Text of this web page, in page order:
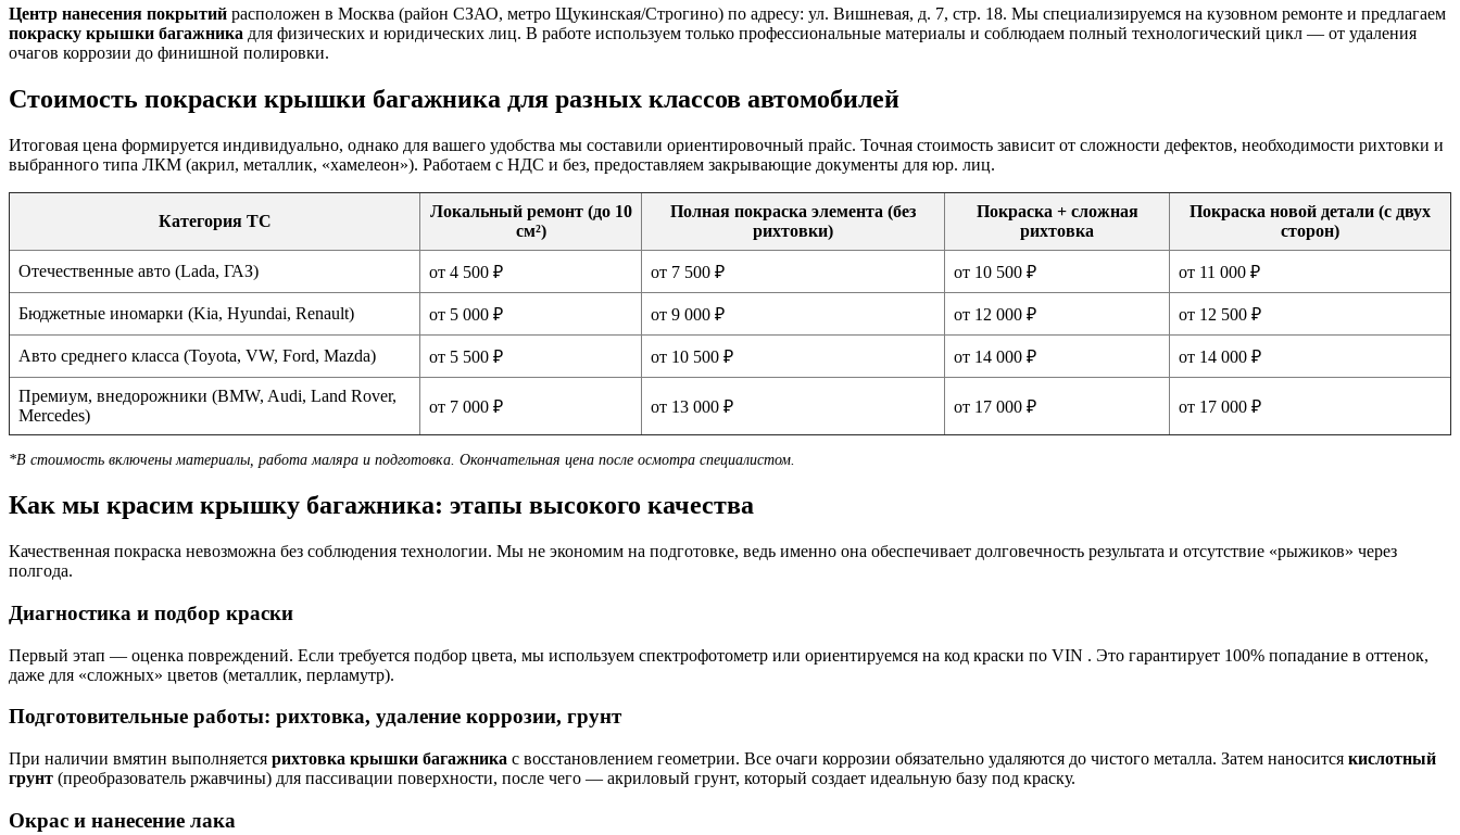
Центр нанесения покрытий расположен в Москва (район СЗАО, метро Щукинская/Строгино) по адресу: ул. Вишневая, д. 7, стр. 18. Мы специализируемся на кузовном ремонте и предлагаем
покраску крышки багажника для физических и юридических лиц. В работе используем только профессиональные материалы и соблюдаем полный технологический цикл — от удаления
очагов коррозии до финишной полировки.
Стоимость покраски крышки багажника для разных классов автомобилей
Итоговая цена формируется индивидуально, однако для вашего удобства мы составили ориентировочный прайс. Точная стоимость зависит от сложности дефектов, необходимости рихтовки и
выбранного типа ЛКМ (акрил, металлик, «хамелеон»). Работаем с НДС и без, предоставляем закрывающие документы для юр. лиц.
Категория ТС
Локальный ремонт (до 10
см²)
Полная покраска элемента (без
рихтовки)
Покраска + сложная
рихтовка
Покраска новой детали (с двух
сторон)
Отечественные авто (Lada, ГАЗ) от 4 500 ₽ от 7 500 ₽ от 10 500 ₽ от 11 000 ₽
Бюджетные иномарки (Kia, Hyundai, Renault) от 5 000 ₽ от 9 000 ₽ от 12 000 ₽ от 12 500 ₽
Авто среднего класса (Toyota, VW, Ford, Mazda) от 5 500 ₽ от 10 500 ₽ от 14 000 ₽ от 14 000 ₽
Премиум, внедорожники (BMW, Audi, Land Rover,
Mercedes)
от 7 000 ₽ от 13 000 ₽ от 17 000 ₽ от 17 000 ₽
*В стоимость включены материалы, работа маляра и подготовка. Окончательная цена после осмотра специалистом.
Как мы красим крышку багажника: этапы высокого качества
Качественная покраска невозможна без соблюдения технологии. Мы не экономим на подготовке, ведь именно она обеспечивает долговечность результата и отсутствие «рыжиков» через
полгода.
Диагностика и подбор краски
Первый этап — оценка повреждений. Если требуется подбор цвета, мы используем спектрофотометр или ориентируемся на код краски по VIN . Это гарантирует 100% попадание в оттенок,
даже для «сложных» цветов (металлик, перламутр).
Подготовительные работы: рихтовка, удаление коррозии, грунт
При наличии вмятин выполняется рихтовка крышки багажника с восстановлением геометрии. Все очаги коррозии обязательно удаляются до чистого металла. Затем наносится кислотный
грунт (преобразователь ржавчины) для пассивации поверхности, после чего — акриловый грунт, который создает идеальную базу под краску.
Окрас и нанесение лака